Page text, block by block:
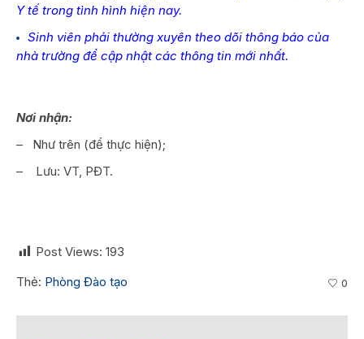
Y tế trong tình hình hiện nay.
Sinh viên phải thường xuyên theo dõi thông báo của
nhà trường để cập nhật các thông tin mới nhất.
Nơi nhận:
– Như trên (để thực hiện);
– Lưu: VT, PĐT.
Post Views: 193
Thẻ: Phòng Đào tạo 0